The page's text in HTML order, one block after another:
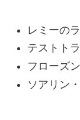
レミーの
テストト
フローズ
ソアリン